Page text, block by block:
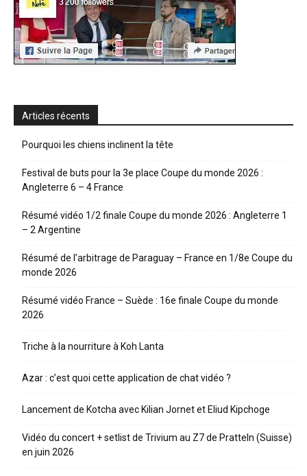
Articles récents
Pourquoi les chiens inclinent la tête
Festival de buts pour la 3e place Coupe du monde 2026 :
Angleterre 6 – 4 France
Résumé vidéo 1/2 finale Coupe du monde 2026 : Angleterre 1
– 2 Argentine
Résumé de l’arbitrage de Paraguay – France en 1/8e Coupe du
monde 2026
Résumé vidéo France – Suède : 16e finale Coupe du monde
2026
Triche à la nourriture à Koh Lanta
Azar : c’est quoi cette application de chat vidéo ?
Lancement de Kotcha avec Kilian Jornet et Eliud Kipchoge
Vidéo du concert + setlist de Trivium au Z7 de Pratteln (Suisse)
en juin 2026